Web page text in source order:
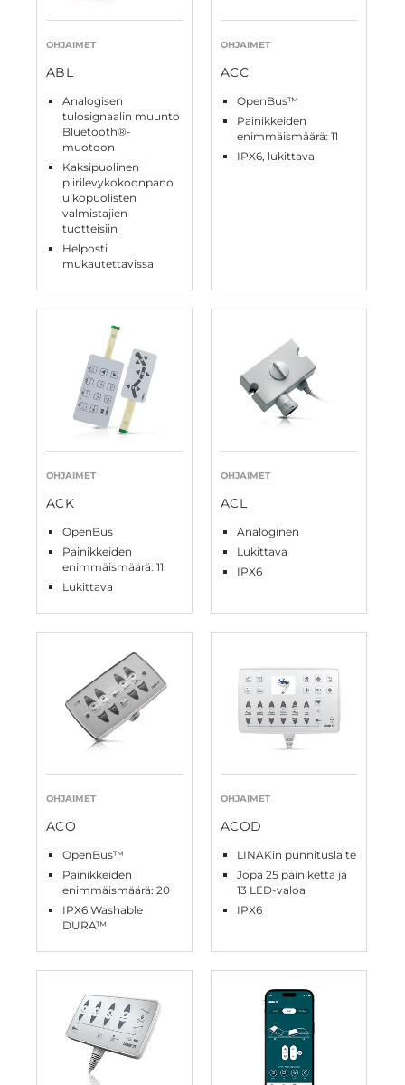
OHJAIMET
ABL
Analogisen
tulosignaalin muunto
Bluetooth®-
muotoon
Kaksipuolinen
piirilevykokoonpano
ulkopuolisten
valmistajien
tuotteisiin
Helposti
mukautettavissa
OHJAIMET
ACC
OpenBus™
Painikkeiden
enimmäismäärä: 11
IPX6, lukittava
OHJAIMET
ACK
OpenBus
Painikkeiden
enimmäismäärä: 11
Lukittava
OHJAIMET
ACL
Analoginen
Lukittava
IPX6
OHJAIMET
ACO
OpenBus™
Painikkeiden
enimmäismäärä: 20
IPX6 Washable
DURA™
OHJAIMET
ACOD
LINAKin punnituslaite
Jopa 25 painiketta ja
13 LED-valoa
IPX6